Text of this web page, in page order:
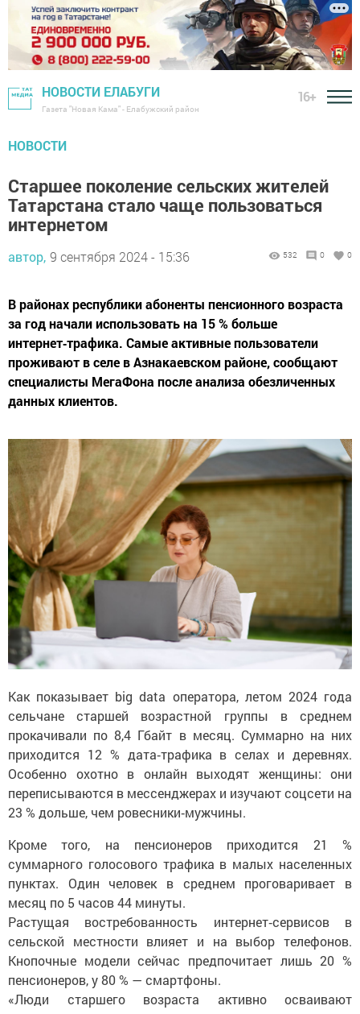
НОВОСТИ ЕЛАБУГИ
Газета "Новая Кама" - Елабужский район
16+
НОВОСТИ
Старшее поколение сельских жителей
Татарстана стало чаще пользоваться
интернетом
автор, 9 сентября 2024 - 15:36 532 0 0
В районах республики абоненты пенсионного возраста
за год начали использовать на 15 % больше
интернет‑трафика. Самые активные пользователи
проживают в селе в Азнакаевском районе, сообщают
специалисты МегаФона после анализа обезличенных
данных клиентов.
Как показывает big data оператора, летом 2024 года
сельчане старшей возрастной группы в среднем
прокачивали по 8,4 Гбайт в месяц. Суммарно на них
приходится 12 % дата‑трафика в селах и деревнях.
Особенно охотно в онлайн выходят женщины: они
переписываются в мессенджерах и изучают соцсети на
23 % дольше, чем ровесники‑мужчины.
Кроме того, на пенсионеров приходится 21 %
суммарного голосового трафика в малых населенных
пунктах. Один человек в среднем проговаривает в
месяц по 5 часов 44 минуты.
Растущая востребованность интернет‑сервисов в
сельской местности влияет и на выбор телефонов.
Кнопочные модели сейчас предпочитает лишь 20 %
пенсионеров, у 80 % — смартфоны.
«Люди старшего возраста активно осваивают